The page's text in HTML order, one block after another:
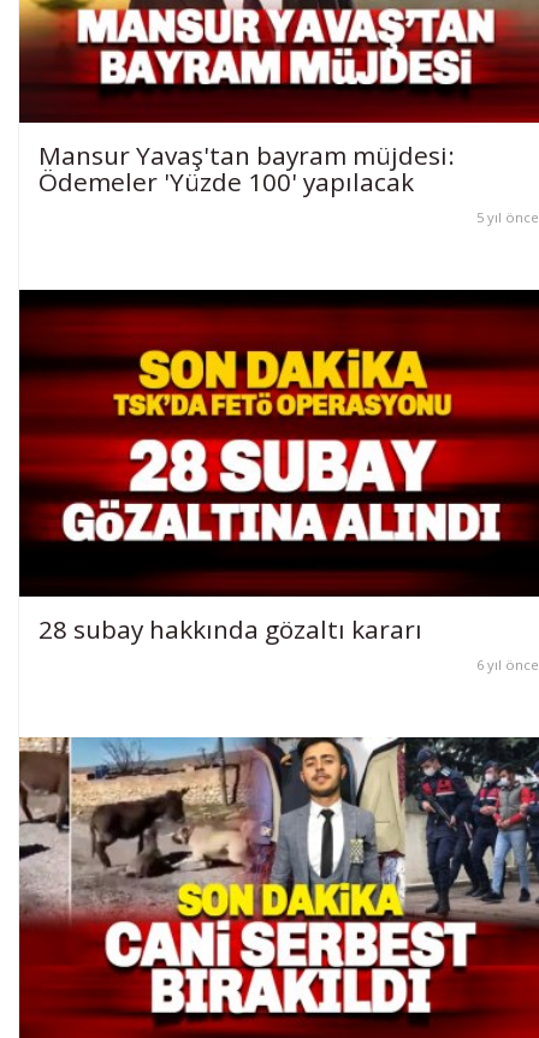
Mansur Yavaş'tan bayram müjdesi:
Ödemeler 'Yüzde 100' yapılacak
5 yıl önce
28 subay hakkında gözaltı kararı
6 yıl önce